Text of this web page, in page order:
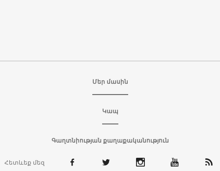
Մեր մասին
Կապ
Գաղտնիության քաղաքականություն
Հետևեք մեզ